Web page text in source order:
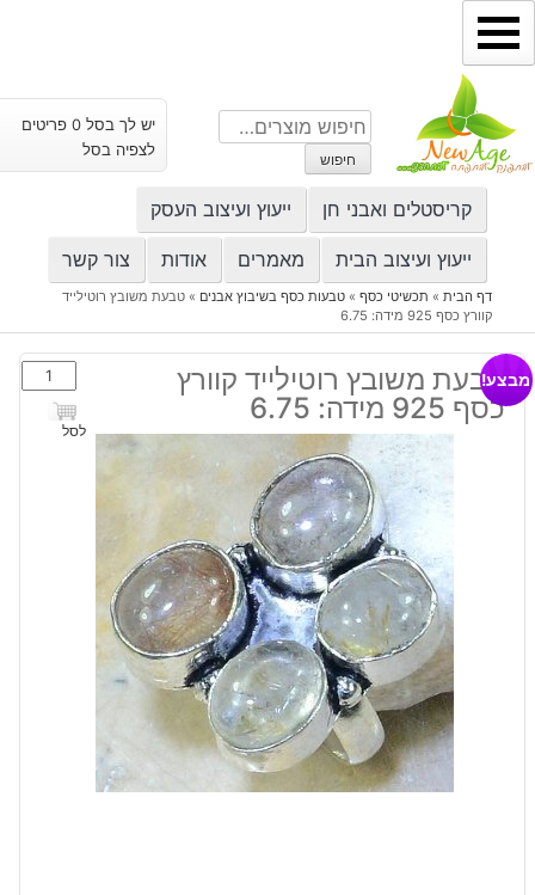
דילוג
לתוכן
חיפוש
עבור:
חיפוש
יש לך בסל 0 פריטים
לצפיה בסל
קריסטלים ואבני חן ייעוץ ועיצוב העסק
ייעוץ ועיצוב הבית מאמרים אודות צור קשר
דף הבית» תכשיטי כסף» טבעות כסף בשיבוץ אבנים » טבעת משובץ רוטילייד
קוורץ כסף 925 מידה: 6.75
טבעת משובץ רוטילייד קוורץ
כסף 925 מידה: 6.75
כמות
של
טבעת
לסל
מבצע!